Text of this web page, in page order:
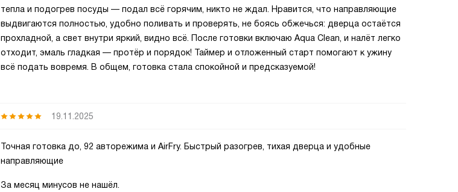
тепла и подогрев посуды — подал всё горячим, никто не ждал. Нравится, что направляющие
выдвигаются полностью, удобно поливать и проверять, не боясь обжечься: дверца остаётся
прохладной, а свет внутри яркий, видно всё. После готовки включаю Aqua Clean, и налёт легко
отходит, эмаль гладкая — протёр и порядок! Таймер и отложенный старт помогают к ужину
всё подать вовремя. В общем, готовка стала спокойной и предсказуемой!
19.11.2025
Точная готовка до, 92 авторежима и AirFry. Быстрый разогрев, тихая дверца и удобные
направляющие
За месяц минусов не нашёл.